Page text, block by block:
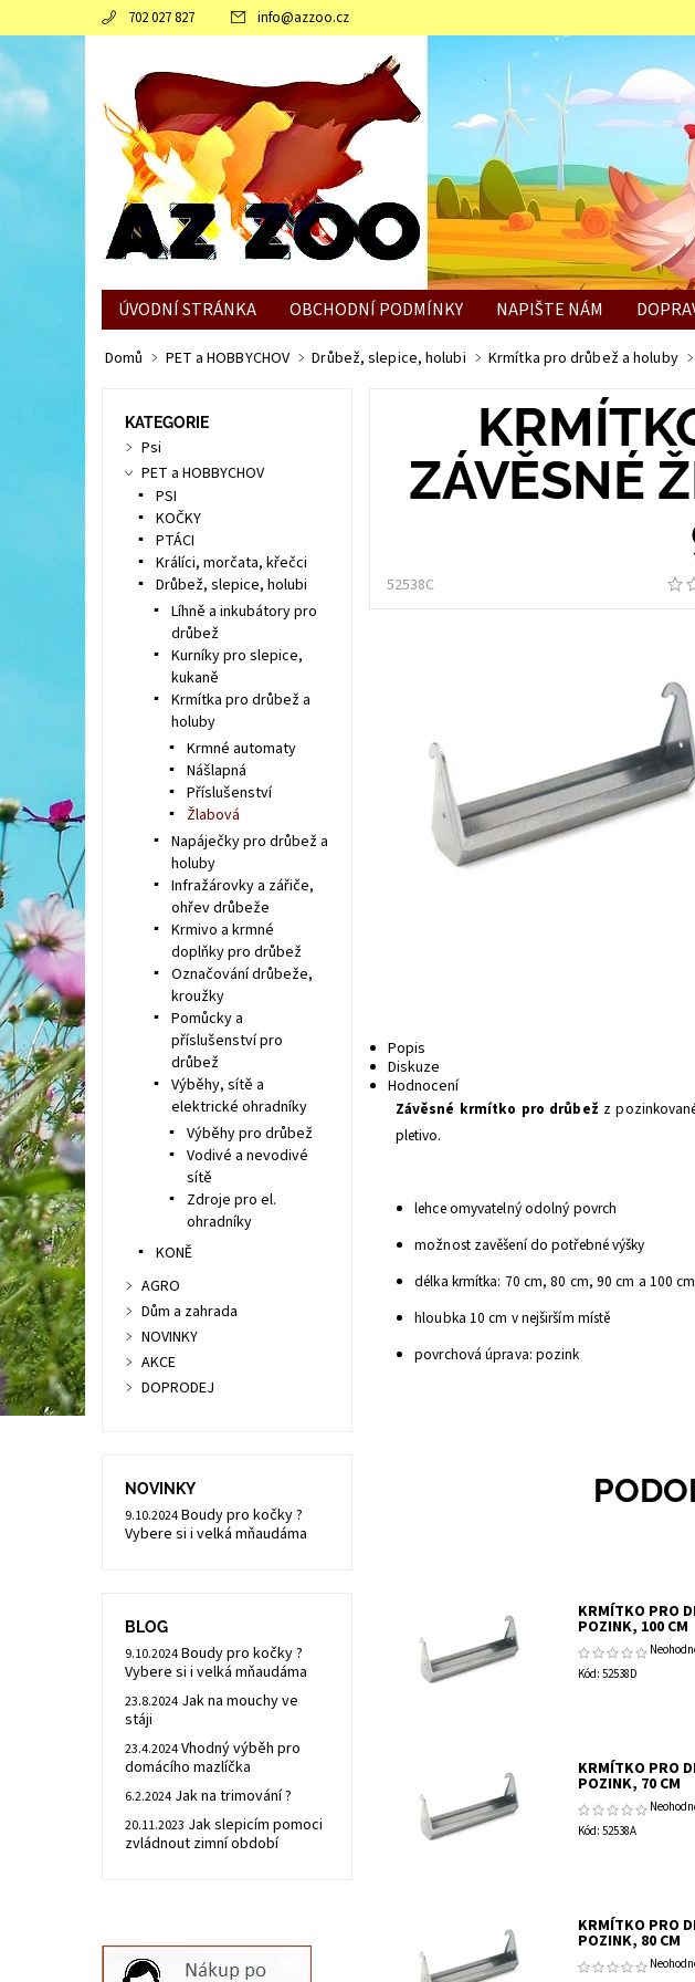
702 027 827 info@azzoo.cz
ÚVODNÍ STRÁNKA OBCHODNÍ PODMÍNKY NAPIŠTE NÁM
JAK SLEPICÍM POMOCI ZVLÁDNOUT ZIMNÍ OBDOBÍ
Domů PET a HOBBYCHOV Drůbež, slepice, holubi Krmítka pro drůbež a holuby
ZÁVĚSNÉ
52538C
Popis
Diskuze
Hodnocení
Závěsné krmítko pro drůbež z
pletivo.
lehce omyvatelný odolný povrch
možnost zavěšení do potřebné výšky
délka krmítka: 70 cm, 80 cm, 90 cm a 100 cm
hloubka 10 cm v nejširším místě
povrchová úprava: pozink
KRMÍTKO PRO
POZINK, 100 CM
Kód: 52538D
KRMÍTKO PRO
POZINK, 70 CM
Kód: 52538A
KRMÍTKO PRO
POZINK, 80 CM
KATEGORIE
Psi
PET a HOBBYCHOV
PSI
KOČKY
PTÁCI
Králíci, morčata, křečci
Drůbež, slepice, holubi
Líhně a inkubátory pro
drůbež
Kurníky pro slepice,
kukaně
Krmítka pro drůbež a
holuby
Krmné automaty
Nášlapná
Příslušenství
Žlabová
Napáječky pro drůbež a
holuby
Infražárovky a zářiče,
ohřev drůbeže
Krmivo a krmné
doplňky pro drůbež
Označování drůbeže,
kroužky
Pomůcky a
příslušenství pro
drůbež
Výběhy, sítě a
elektrické ohradníky
Výběhy pro drůbež
Vodivé a nevodivé
sítě
Zdroje pro el.
ohradníky
KONĚ
AGRO
Dům a zahrada
NOVINKY
AKCE
DOPRODEJ
NOVINKY
9.10.2024Boudy pro kočky ?
Vybere si i velká mňaudáma
BLOG
9.10.2024Boudy pro kočky ?
Vybere si i velká mňaudáma
23.8.2024 Jak na mouchy ve
stáji
23.4.2024Vhodný výběh pro
domácího mazlíčka
6.2.2024 Jak na trimování ?
20.11.2023 Jak slepicím pomoci
zvládnout zimní období